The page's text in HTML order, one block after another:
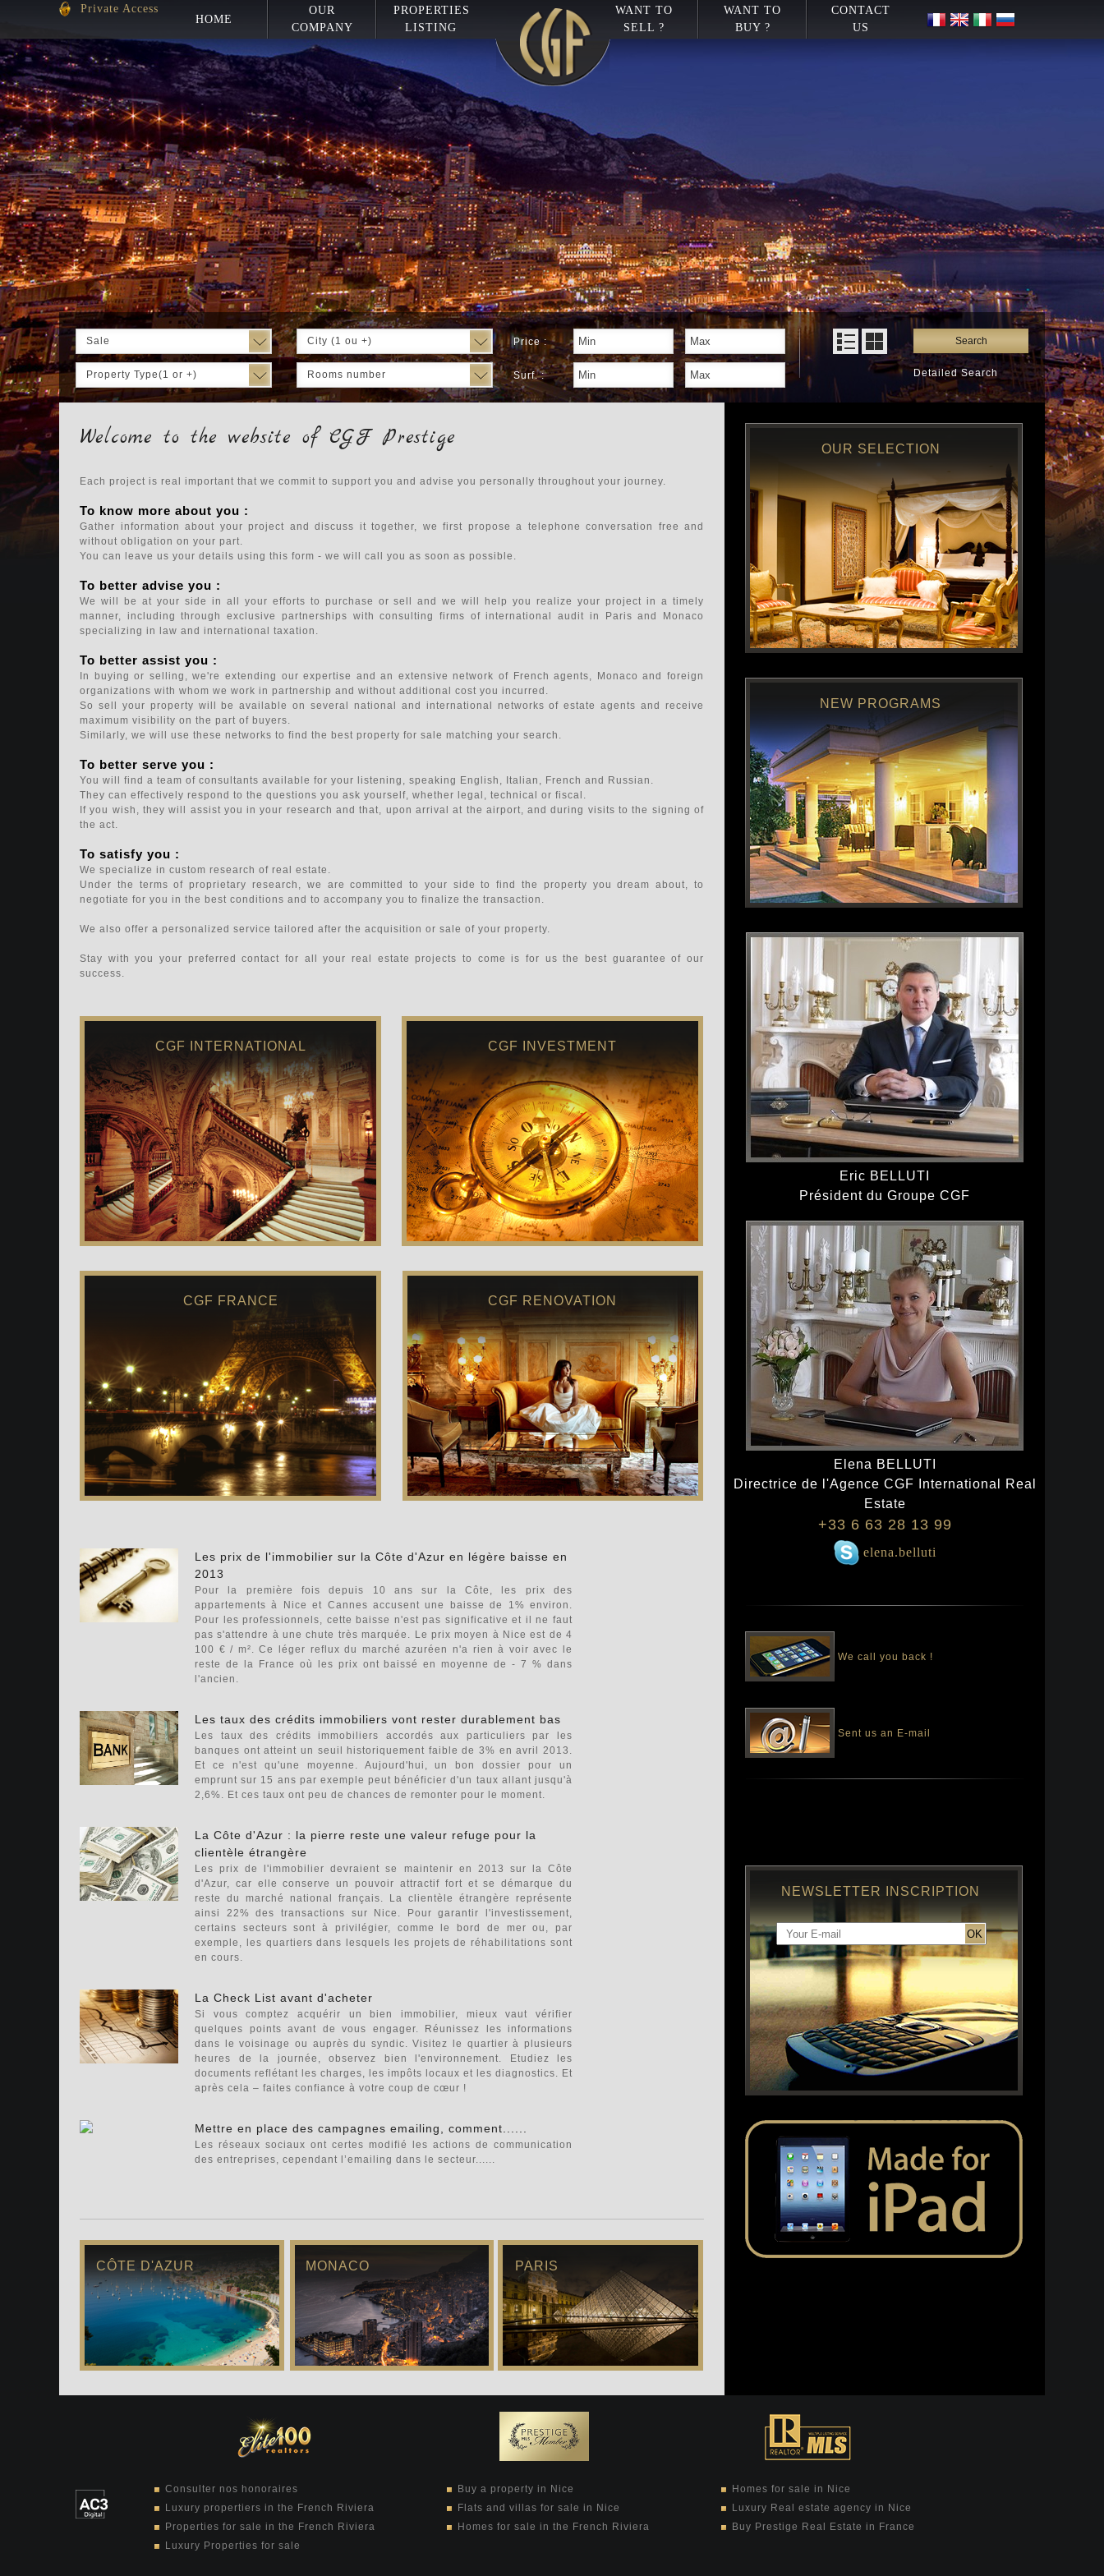
Private Access
HOME
OUR
COMPANY
PROPERTIES
LISTING
WANT TO
SELL ?
WANT TO
BUY ?
CONTACT
US
Sale
Property Type(1 or +)
City (1 ou +)
Rooms number
Price :
Surf. :
Search
Detailed Search
Welcome to the website of CGF Prestige
Each project is real important that we commit to support you and advise you personally throughout your journey.
To know more about you :
Gather information about your project and discuss it together, we first propose a telephone conversation free and
without obligation on your part.
You can leave us your details using this form - we will call you as soon as possible.
To better advise you :
We will be at your side in all your efforts to purchase or sell and we will help you realize your project in a timely
manner, including through exclusive partnerships with consulting firms of international audit in Paris and Monaco
specializing in law and international taxation.
To better assist you :
In buying or selling, we're extending our expertise and an extensive network of French agents, Monaco and foreign
organizations with whom we work in partnership and without additional cost you incurred.
So sell your property will be available on several national and international networks of estate agents and receive
maximum visibility on the part of buyers.
Similarly, we will use these networks to find the best property for sale matching your search.
To better serve you :
You will find a team of consultants available for your listening, speaking English, Italian, French and Russian.
They can effectively respond to the questions you ask yourself, whether legal, technical or fiscal.
If you wish, they will assist you in your research and that, upon arrival at the airport, and during visits to the signing of
the act.
To satisfy you :
We specialize in custom research of real estate.
Under the terms of proprietary research, we are committed to your side to find the property you dream about, to
negotiate for you in the best conditions and to accompany you to finalize the transaction.
We also offer a personalized service tailored after the acquisition or sale of your property.
Stay with you your preferred contact for all your real estate projects to come is for us the best guarantee of our
success.
CGF INTERNATIONAL CGF INVESTMENT
CGF FRANCE CGF RENOVATION
Les prix de l'immobilier sur la Côte d'Azur en légère baisse en
2013
Pour la première fois depuis 10 ans sur la Côte, les prix des
appartements à Nice et Cannes accusent une baisse de 1% environ.
Pour les professionnels, cette baisse n'est pas significative et il ne faut
pas s'attendre à une chute très marquée. Le prix moyen à Nice est de 4
100 € / m². Ce léger reflux du marché azuréen n'a rien à voir avec le
reste de la France où les prix ont baissé en moyenne de - 7 % dans
l'ancien.
Les taux des crédits immobiliers vont rester durablement bas
Les taux des crédits immobiliers accordés aux particuliers par les
banques ont atteint un seuil historiquement faible de 3% en avril 2013.
Et ce n'est qu'une moyenne. Aujourd'hui, un bon dossier pour un
emprunt sur 15 ans par exemple peut bénéficier d'un taux allant jusqu'à
2,6%. Et ces taux ont peu de chances de remonter pour le moment.
La Côte d'Azur : la pierre reste une valeur refuge pour la
clientèle étrangère
Les prix de l'immobilier devraient se maintenir en 2013 sur la Côte
d'Azur, car elle conserve un pouvoir attractif fort et se démarque du
reste du marché national français. La clientèle étrangère représente
ainsi 22% des transactions sur Nice. Pour garantir l'investissement,
certains secteurs sont à privilégier, comme le bord de mer ou, par
exemple, les quartiers dans lesquels les projets de réhabilitations sont
en cours.
La Check List avant d'acheter
Si vous comptez acquérir un bien immobilier, mieux vaut vérifier
quelques points avant de vous engager. Réunissez les informations
dans le voisinage ou auprès du syndic. Visitez le quartier à plusieurs
heures de la journée, observez bien l'environnement. Etudiez les
documents reflétant les charges, les impôts locaux et les diagnostics. Et
après cela – faites confiance à votre coup de cœur !
Mettre en place des campagnes emailing, comment......
Les réseaux sociaux ont certes modifié les actions de communication
des entreprises, cependant l’emailing dans le secteur......
CÔTE D'AZUR MONACO PARIS
OUR SELECTION
NEW PROGRAMS
Eric BELLUTI
Président du Groupe CGF
Elena BELLUTI
Directrice de l'Agence CGF International Real
Estate
+33 6 63 28 13 99
elena.belluti
We call you back !
Sent us an E-mail
NEWSLETTER INSCRIPTION
OK
Consulter nos honoraires
Luxury propertiers in the French Riviera
Properties for sale in the French Riviera
Luxury Properties for sale
Buy a property in Nice
Flats and villas for sale in Nice
Homes for sale in the French Riviera
Homes for sale in Nice
Luxury Real estate agency in Nice
Buy Prestige Real Estate in France